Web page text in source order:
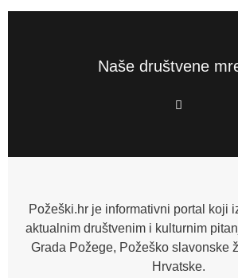
Naše društvene
F
a
o
f
Požeški.hr je informativni portal koji
aktualnim društvenim i kulturnim
Grada Požege, Požeško slavonske
Hrvatske.